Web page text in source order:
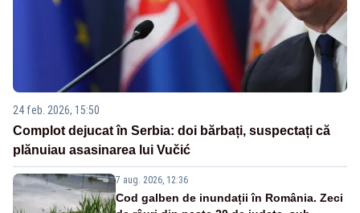
24 feb. 2026, 15:50
Complot dejucat în Serbia: doi bărbați, suspectați că
plănuiau asasinarea lui Vučić
7 aug. 2026, 12:36
Cod galben de inundații în România. Zeci